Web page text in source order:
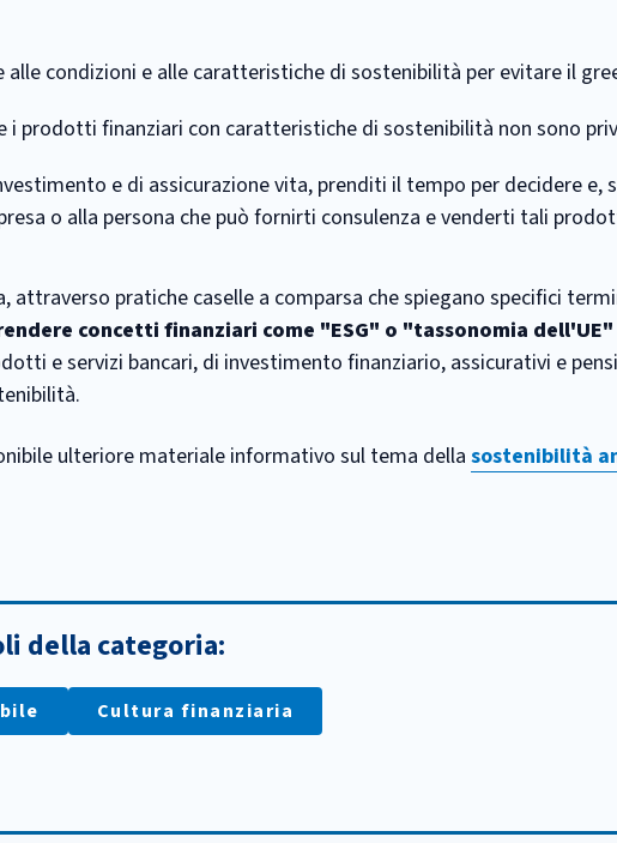
alle condizioni e alle caratteristiche di sostenibilità per evitare il
i prodotti finanziari con caratteristiche di sostenibilità non sono
e di assicurazione vita, prenditi il tempo per decidere e,
o alla persona che può fornirti consulenza e venderti tali
attraverso pratiche caselle a comparsa che spiegano specifici
concetti finanziari come "ESG" o "tassonomia dell'UE"
e servizi bancari, di investimento finanziario, assicurativi e
ulteriore materiale informativo sul tema della sostenibilità
della categoria:
Cultura finanziaria